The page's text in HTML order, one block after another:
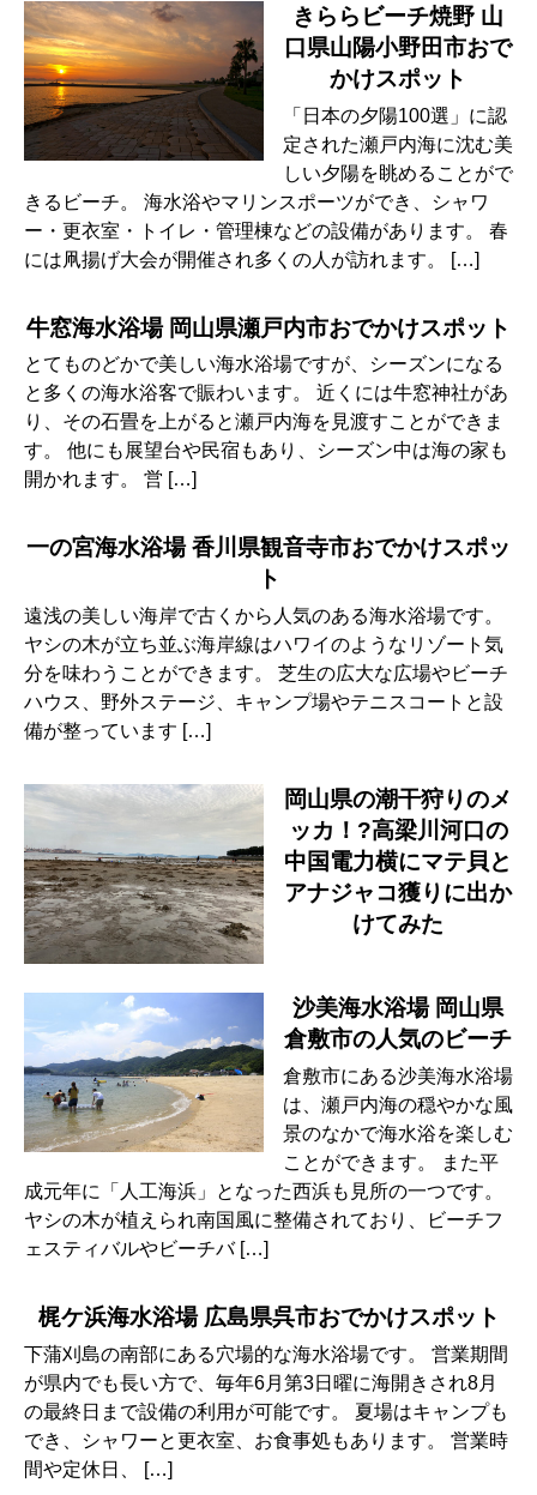
きららビーチ焼野 山
口県山陽小野田市おで
かけスポット
「日本の夕陽100選」に認
定された瀬戸内海に沈む美
しい夕陽を眺めることがで
きるビーチ。 海水浴やマリンスポーツができ、シャワ
ー・更衣室・トイレ・管理棟などの設備があります。 春
には凧揚げ大会が開催され多くの人が訪れます。 […]
牛窓海水浴場 岡山県瀬戸内市おでかけスポット
とてものどかで美しい海水浴場ですが、シーズンになる
と多くの海水浴客で賑わいます。 近くには牛窓神社があ
り、その石畳を上がると瀬戸内海を見渡すことができま
す。 他にも展望台や民宿もあり、シーズン中は海の家も
開かれます。 営 […]
一の宮海水浴場 香川県観音寺市おでかけスポッ
ト
遠浅の美しい海岸で古くから人気のある海水浴場です。
ヤシの木が立ち並ぶ海岸線はハワイのようなリゾート気
分を味わうことができます。 芝生の広大な広場やビーチ
ハウス、野外ステージ、キャンプ場やテニスコートと設
備が整っています […]
岡山県の潮干狩りのメ
ッカ！?高梁川河口の
中国電力横にマテ貝と
アナジャコ獲りに出か
けてみた
沙美海水浴場 岡山県
倉敷市の人気のビーチ
倉敷市にある沙美海水浴場
は、瀬戸内海の穏やかな風
景のなかで海水浴を楽しむ
ことができます。 また平
成元年に「人工海浜」となった西浜も見所の一つです。
ヤシの木が植えられ南国風に整備されており、ビーチフ
ェスティバルやビーチバ […]
梶ケ浜海水浴場 広島県呉市おでかけスポット
下蒲刈島の南部にある穴場的な海水浴場です。 営業期間
が県内でも長い方で、毎年6月第3日曜に海開きされ8月
の最終日まで設備の利用が可能です。 夏場はキャンプも
でき、シャワーと更衣室、お食事処もあります。 営業時
間や定休日、 […]